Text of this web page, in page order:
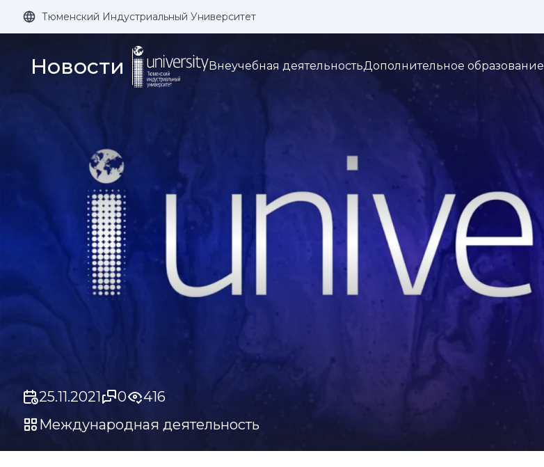
Размер шрифта: Цвет: Изображения: Кернинг: 1x 2x
Тюменский Индустриальный Университет
Новости Внеучебная деятельностьДополнительное образование
25.11.2021 0
416
Международная деятельность